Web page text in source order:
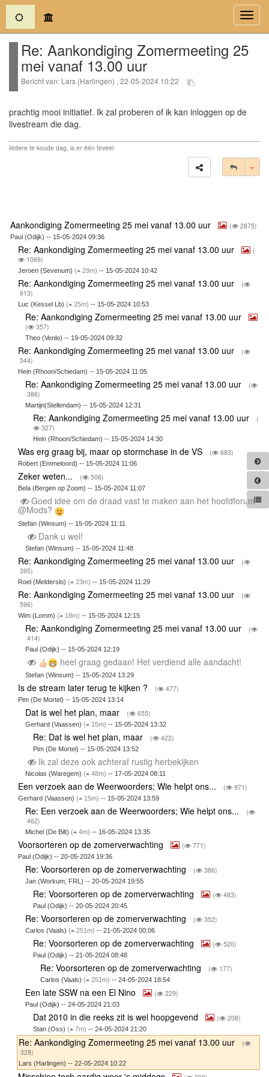
(current)
Re: Aankondiging Zomermeeting 25
mei vanaf 13.00 uur
Bericht van: Lars (Harlingen) , 22-05-2024 10:22
prachtig mooi initiatief. Ik zal proberen of ik kan inloggen op de
livestream die dag.
Iedere te koude dag, is er één teveel.
Aankondiging Zomermeeting 25 mei vanaf 13.00 uur ( 2875)
Paul (Odijk) -- 15-05-2024 09:36
Re: Aankondiging Zomermeeting 25 mei vanaf 13.00 uur
(
1069)
Jeroen (Sevenum) ( 29m) -- 15-05-2024 10:42
Re: Aankondiging Zomermeeting 25 mei vanaf 13.00 uur
(
613)
Luc (Kessel Lb) ( 25m) -- 15-05-2024 10:53
Re: Aankondiging Zomermeeting 25 mei vanaf 13.00 uur
( 357)
Theo (Venlo) -- 19-05-2024 09:32
Re: Aankondiging Zomermeeting 25 mei vanaf 13.00 uur
(
544)
Hein (Rhoon/Schiedam) -- 15-05-2024 11:05
Re: Aankondiging Zomermeeting 25 mei vanaf 13.00 uur
(
386)
Martijn(Stellendam) -- 15-05-2024 12:31
Re: Aankondiging Zomermeeting 25 mei vanaf 13.00 uur
(
327)
Hein (Rhoon/Schiedam) -- 15-05-2024 14:30
Was erg graag bij, maar op stormchase in de VS ( 683)
Robert (Emmeloord) -- 15-05-2024 11:06
Zeker weten... ( 506)
Bela (Bergen op Zoom) -- 15-05-2024 11:07
Goed idee om de draad vast te maken aan het hoofdforum
@Mods?
Stefan (Winsum) -- 15-05-2024 11:11
Dank u wel!
Stefan (Winsum) -- 15-05-2024 11:48
Re: Aankondiging Zomermeeting 25 mei vanaf 13.00 uur
(
395)
Roel (Melderslo) ( 23m) -- 15-05-2024 11:29
Re: Aankondiging Zomermeeting 25 mei vanaf 13.00 uur
(
596)
Wim (Lomm) ( 18m) -- 15-05-2024 12:15
Re: Aankondiging Zomermeeting 25 mei vanaf 13.00 uur
(
414)
Paul (Odijk) -- 15-05-2024 12:19
heel graag gedaan! Het verdiend alle aandacht!
Stefan (Winsum) -- 15-05-2024 13:29
Is de stream later terug te kijken ? ( 477)
Pim (De Mortel) -- 15-05-2024 13:14
Dat is wel het plan, maar ( 655)
Gerhard (Vaassen)( 15m) -- 15-05-2024 13:32
Re: Dat is wel het plan, maar ( 422)
Pim (De Mortel) -- 15-05-2024 13:52
Ik zal deze ook achteraf rustig herbekijken
Nicolas (Waregem)( 48m) -- 17-05-2024 08:11
Een verzoek aan de Weerwoorders; Wie helpt ons... ( 971)
Gerhard (Vaassen) ( 15m) -- 15-05-2024 13:59
Re: Een verzoek aan de Weerwoorders; Wie helpt ons...
(
462)
Michel (De Bilt)( 4m) -- 16-05-2024 13:35
Voorsorteren op de zomerverwachting ( 771)
Paul (Odijk) -- 20-05-2024 19:36
Re: Voorsorteren op de zomerverwachting ( 386)
Jan (Workum, FRL) -- 20-05-2024 19:55
Re: Voorsorteren op de zomerverwachting ( 483)
Paul (Odijk) -- 20-05-2024 20:45
Re: Voorsorteren op de zomerverwachting ( 352)
Carlos (Vaals)( 251m) -- 21-05-2024 00:06
Re: Voorsorteren op de zomerverwachting ( 520)
Paul (Odijk) -- 21-05-2024 08:48
Re: Voorsorteren op de zomerverwachting ( 177)
Carlos (Vaals)( 251m) -- 24-05-2024 18:54
Een late SSW na een El Nino ( 229)
Paul (Odijk) -- 24-05-2024 21:03
Dat 2010 in die reeks zit is wel hoopgevend ( 208)
Stan (Oss) ( 7m) -- 24-05-2024 21:20
Re: Aankondiging Zomermeeting 25 mei vanaf 13.00 uur
(
328)
Lars (Harlingen) -- 22-05-2024 10:22